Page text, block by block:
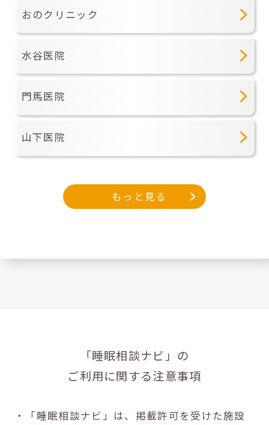
おのクリニック
水谷医院
門馬医院
山下医院
もっと見る
「睡眠相談ナビ」の
ご利用に関する注意事項
・「睡眠相談ナビ」は、掲載許可を受けた施設